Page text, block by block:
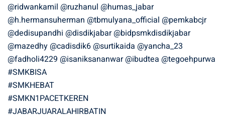
@ridwankamil @ruzhanul @humas_jabar
@h.hermansuherman @tbmulyana_official @pemkabcjr
@dedisupandhi @disdikjabar @bidpsmkdisdikjabar
@mazedhy @cadisdik6 @surtikaida @yancha_23
@fadholi4229 @isaniksananwar @ibudtea @tegoehpurwa
#SMKBISA
#SMKHEBAT
#SMKN1PACETKEREN
#JABARJUARALAHIRBATIN